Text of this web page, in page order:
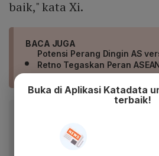
baik," kata Xi.
BACA JUGA
Potensi Perang Dingin AS
Retno Tegaskan Peran
Dapatkan pengalaman membaca
fitur menarik lainnya lewat aplikasi
Buka di Aplikasi Katadata
terbaik!